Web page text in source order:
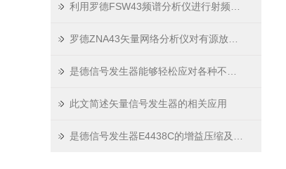
此文简述矢量信号发生器的相关应用